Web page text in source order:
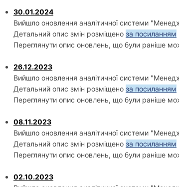
30.01.2024
Вийшло оновлення аналітичної системи
Детальний опис змін розміщено за посиланням
Переглянути опис оновлень, що були раніше
26.12.2023
Вийшло оновлення аналітичної системи
Детальний опис змін розміщено за посиланням
Переглянути опис оновлень, що були раніше
08.11.2023
Вийшло оновлення аналітичної системи
Детальний опис змін розміщено за посиланням
Переглянути опис оновлень, що були раніше
02.10.2023